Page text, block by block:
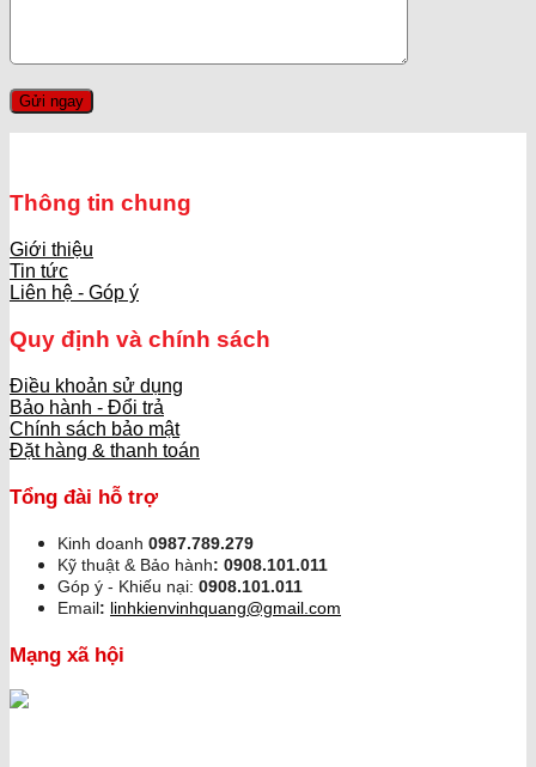
Thông tin chung
Giới thiệu
Tin tức
Liên hệ - Góp ý
Quy định và chính sách
Điều khoản sử dụng
Bảo hành - Đổi trả
Chính sách bảo mật
Đặt hàng & thanh toán
Tổng đài hỗ trợ
Kinh doanh 0987.789.279
Kỹ thuật & Bảo hành: 0908.101.011
Góp ý - Khiếu nại: 0908.101.011
Email: linhkienvinhquang@gmail.com
Mạng xã hội